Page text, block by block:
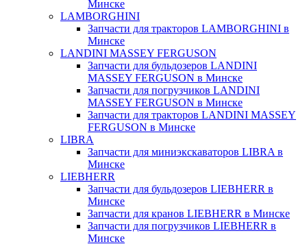
Минске
LAMBORGHINI
Запчасти для тракторов LAMBORGHINI в
Минске
LANDINI MASSEY FERGUSON
Запчасти для бульдозеров LANDINI
MASSEY FERGUSON в Минске
Запчасти для погрузчиков LANDINI
MASSEY FERGUSON в Минске
Запчасти для тракторов LANDINI MASSEY
FERGUSON в Минске
LIBRA
Запчасти для миниэкскаваторов LIBRA в
Минске
LIEBHERR
Запчасти для бульдозеров LIEBHERR в
Минске
Запчасти для кранов LIEBHERR в Минске
Запчасти для погрузчиков LIEBHERR в
Минске